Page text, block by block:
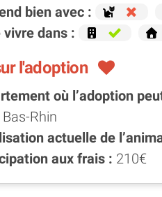
bien avec :
vivre dans :
l'adoption
où l’adoption
Bas-Rhin
actuelle de
aux frais : 210€